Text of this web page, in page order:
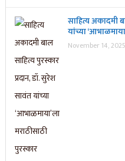
साहित्य अकादमी
यांच्या
November 14, 2025